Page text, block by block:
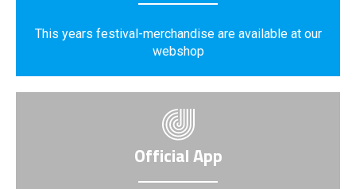
This years festival-merchandise are available at our
webshop
Official App